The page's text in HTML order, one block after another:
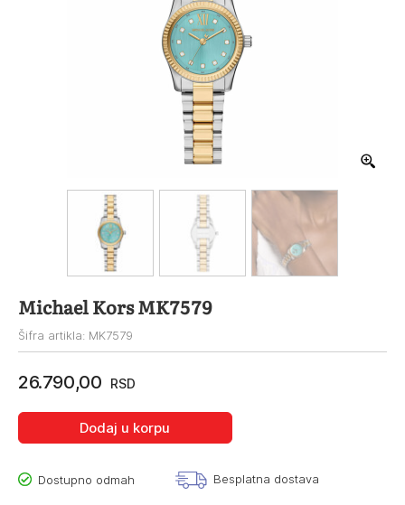
Michael Kors MK7579
Šifra artikla: MK7579
26.790,00 RSD
Dodaj u korpu
Dostupno odmah Besplatna dostava